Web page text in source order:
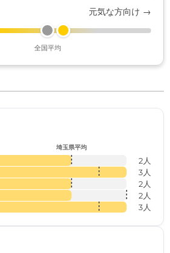
元気な方向け →
全国平均
埼玉県平均
2人
3人
2人
2人
3人